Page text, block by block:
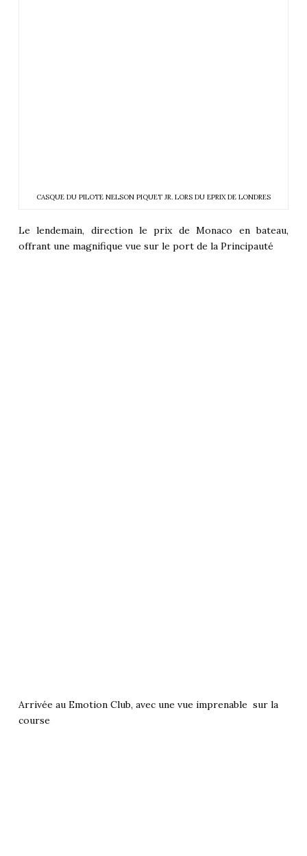
CASQUE DU PILOTE NELSON PIQUET JR. LORS DU EPRIX DE LONDRES
Le lendemain, direction le prix de Monaco en bateau,
offrant une magnifique vue sur le port de la Principauté
Arrivée au Emotion Club, avec une vue imprenable sur la
course